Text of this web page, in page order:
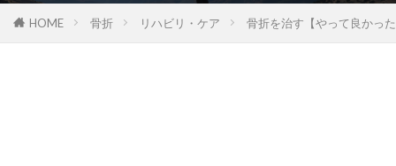
HOME 骨折 リハビリ・ケア 骨折を治す【やって良かっ
癒し
筋膜